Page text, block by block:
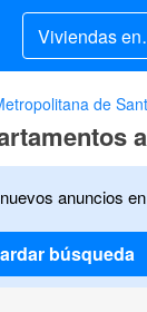
Viviendas en
riendo
de
anuncios
búsqueda